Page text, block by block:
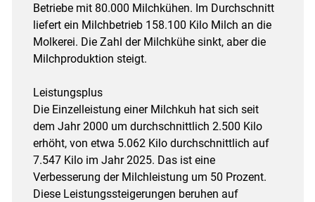
Betriebe mit 80.000 Milchkühen. Im Durchschnitt
liefert ein Milchbetrieb 158.100 Kilo Milch an die
Molkerei. Die Zahl der Milchkühe sinkt, aber die
Milchproduktion steigt.
Leistungsplus
Die Einzelleistung einer Milchkuh hat sich seit
dem Jahr 2000 um durchschnittlich 2.500 Kilo
erhöht, von etwa 5.062 Kilo durchschnittlich auf
7.547 Kilo im Jahr 2025. Das ist eine
Verbesserung der Milchleistung um 50 Prozent.
Diese Leistungssteigerungen beruhen auf